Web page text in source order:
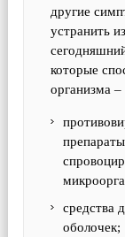
другие
устранить
которые
организма
средства
оболочек;